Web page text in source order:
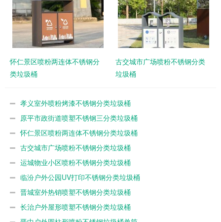
怀仁景区喷粉两连体不锈钢分
类垃圾桶
古交城市广场喷粉不锈钢分类
垃圾桶
孝义室外喷粉烤漆不锈钢分类垃圾桶
原平市政街道喷塑不锈钢三分类垃圾桶
怀仁景区喷粉两连体不锈钢分类垃圾桶
古交城市广场喷粉不锈钢分类垃圾桶
运城物业小区喷粉不锈钢分类垃圾桶
临汾户外公园UV打印不锈钢分类垃圾桶
晋城室外热销喷塑不锈钢分类垃圾桶
长治户外屋形喷塑不锈钢分类垃圾桶